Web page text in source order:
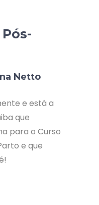
Netto
e está a
que
para o Curso
e que